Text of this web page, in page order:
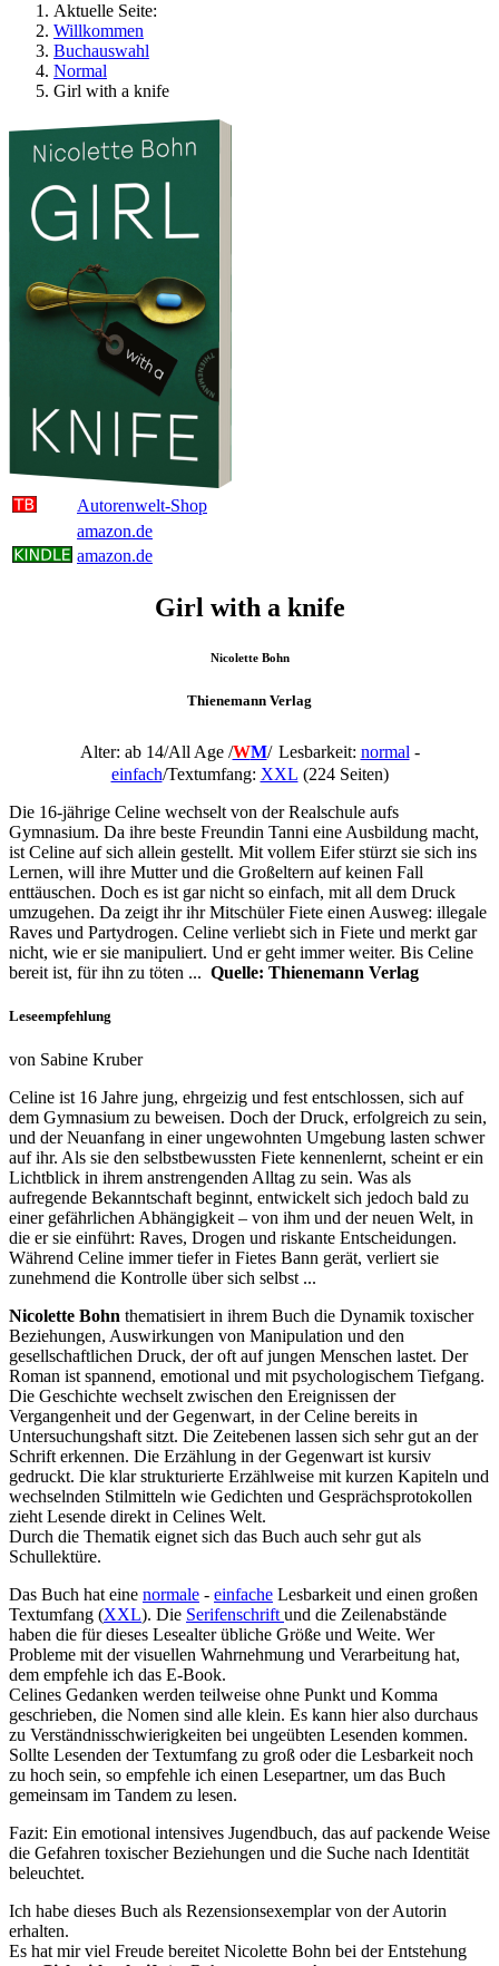
Aktuelle Seite:
Willkommen
Buchauswahl
Normal
Girl with a knife
Autorenwelt-Shop
amazon.de
amazon.de
Girl with a knife
Nicolette Bohn
Thienemann Verlag
Alter: ab 14/All Age /WM/ Lesbarkeit: normal -
einfach/Textumfang: XXL (224 Seiten)
Die 16-jährige Celine wechselt von der Realschule aufs
Gymnasium. Da ihre beste Freundin Tanni eine Ausbildung macht,
ist Celine auf sich allein gestellt. Mit vollem Eifer stürzt sie sich ins
Lernen, will ihre Mutter und die Großeltern auf keinen Fall
enttäuschen. Doch es ist gar nicht so einfach, mit all dem Druck
umzugehen. Da zeigt ihr ihr Mitschüler Fiete einen Ausweg: illegale
Raves und Partydrogen. Celine verliebt sich in Fiete und merkt gar
nicht, wie er sie manipuliert. Und er geht immer weiter. Bis Celine
bereit ist, für ihn zu töten ... Quelle: Thienemann Verlag
Leseempfehlung
von Sabine Kruber
Celine ist 16 Jahre jung, ehrgeizig und fest entschlossen, sich auf
dem Gymnasium zu beweisen. Doch der Druck, erfolgreich zu sein,
und der Neuanfang in einer ungewohnten Umgebung lasten schwer
auf ihr. Als sie den selbstbewussten Fiete kennenlernt, scheint er ein
Lichtblick in ihrem anstrengenden Alltag zu sein. Was als
aufregende Bekanntschaft beginnt, entwickelt sich jedoch bald zu
einer gefährlichen Abhängigkeit – von ihm und der neuen Welt, in
die er sie einführt: Raves, Drogen und riskante Entscheidungen.
Während Celine immer tiefer in Fietes Bann gerät, verliert sie
zunehmend die Kontrolle über sich selbst ...
Nicolette Bohn thematisiert in ihrem Buch die Dynamik toxischer
Beziehungen, Auswirkungen von Manipulation und den
gesellschaftlichen Druck, der oft auf jungen Menschen lastet. Der
Roman ist spannend, emotional und mit psychologischem Tiefgang.
Die Geschichte wechselt zwischen den Ereignissen der
Vergangenheit und der Gegenwart, in der Celine bereits in
Untersuchungshaft sitzt. Die Zeitebenen lassen sich sehr gut an der
Schrift erkennen. Die Erzählung in der Gegenwart ist kursiv
gedruckt. Die klar strukturierte Erzählweise mit kurzen Kapiteln und
wechselnden Stilmitteln wie Gedichten und Gesprächsprotokollen
zieht Lesende direkt in Celines Welt.
Durch die Thematik eignet sich das Buch auch sehr gut als
Schullektüre.
Das Buch hat eine normale - einfache Lesbarkeit und einen großen
Textumfang (XXL). Die Serifenschrift und die Zeilenabstände
haben die für dieses Lesealter übliche Größe und Weite. Wer
Probleme mit der visuellen Wahrnehmung und Verarbeitung hat,
dem empfehle ich das E-Book.
Celines Gedanken werden teilweise ohne Punkt und Komma
geschrieben, die Nomen sind alle klein. Es kann hier also durchaus
zu Verständnisschwierigkeiten bei ungeübten Lesenden kommen.
Sollte Lesenden der Textumfang zu groß oder die Lesbarkeit noch
zu hoch sein, so empfehle ich einen Lesepartner, um das Buch
gemeinsam im Tandem zu lesen.
Fazit: Ein emotional intensives Jugendbuch, das auf packende Weise
die Gefahren toxischer Beziehungen und die Suche nach Identität
beleuchtet.
Ich habe dieses Buch als Rezensionsexemplar von der Autorin
erhalten.
Es hat mir viel Freude bereitet Nicolette Bohn bei der Entstehung